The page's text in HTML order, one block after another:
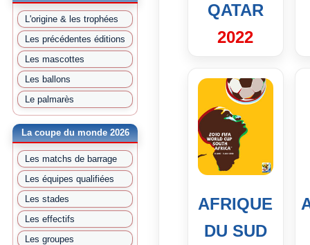
L'origine & les trophées
Les précédentes éditions
Les mascottes
Les ballons
Le palmarès
La coupe du monde 2026
Les matchs de barrage
Les équipes qualifiées
Les stades
Les effectifs
Les groupes
QATAR
2022
AFRIQUE
DU SUD